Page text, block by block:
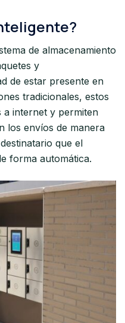
de almacenamiento
y
de estar presente en
tradicionales, estos
a internet y permiten
los envíos de manera
que el
forma automática.